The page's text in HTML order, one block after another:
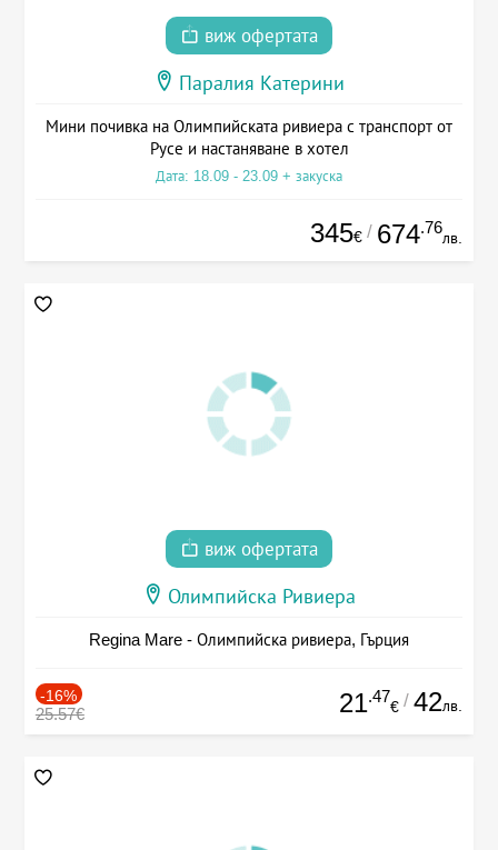
виж офертата
Паралия Катерини
Мини почивка на Олимпийската ривиера с транспорт от
Русе и настаняване в хотел
Дата: 18.09 - 23.09 + закуска
345€ / 674.76
лв.
виж офертата
Олимпийска Ривиера
Regina Mare - Олимпийска ривиера, Гърция
-16%
25.57€ 21.47
€ / 42лв.